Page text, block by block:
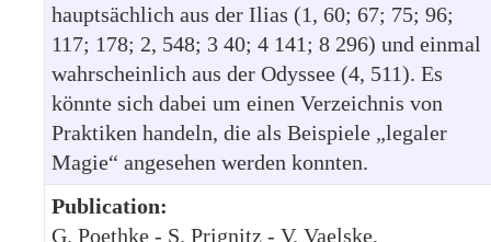
hauptsächlich aus der Ilias (1, 60; 67; 75; 96;
117; 178; 2, 548; 3 40; 4 141; 8 296) und einmal
wahrscheinlich aus der Odyssee (4, 511). Es
könnte sich dabei um einen Verzeichnis von
Praktiken handeln, die als Beispiele „legaler
Magie“ angesehen werden konnten.
Publication:
G. Poethke - S. Prignitz - V. Vaelske,